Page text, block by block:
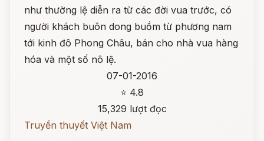
như thường lệ diễn ra từ các đời vua trước, có
người khách buôn dong buồm từ phương nam
tới kinh đô Phong Châu, bán cho nhà vua hàng
hóa và một số nô lệ.
07-01-2016
⭐ 4.8
15,329 lượt đọc
Truyền thuyết Việt Nam